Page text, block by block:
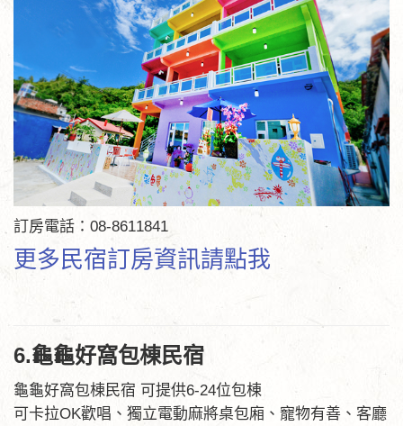
訂房電話：08-8611841
更多民宿訂房資訊請點我
6.龜龜好窩包棟民宿
龜龜好窩包棟民宿 可提供6-24位包棟
可卡拉OK歡唱、獨立電動麻將桌包廂、寵物有善、客廳